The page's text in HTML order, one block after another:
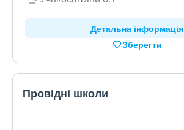
Детальна інформація
Зберегти
Провідні школи